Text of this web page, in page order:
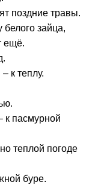
поздние травы.
белого зайца,
ещё.
к теплу.
к пасмурной
теплой погоде
буре.